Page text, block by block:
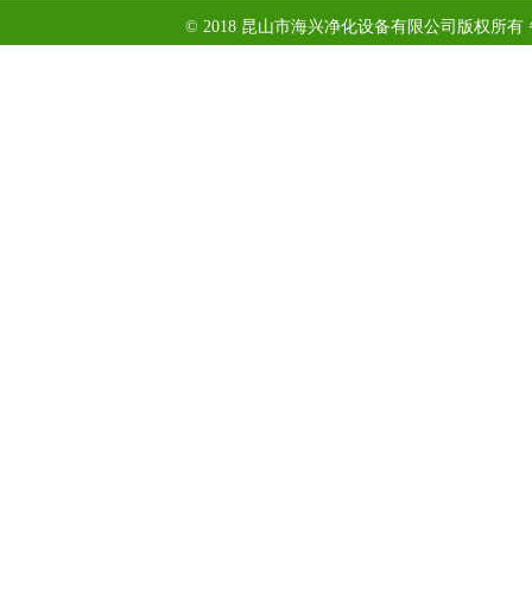
© 2018 昆山市海兴净化设备有限公司版权所有